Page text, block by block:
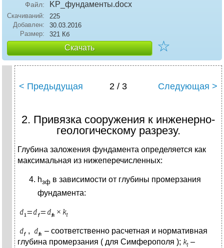
Файл: KP_фундаменты.docx
Скачиваний:
225
Добавлен:
30.03.2016
Размер:
321 Кб
Скачать ☆
< Предыдущая 2 / 3 Следующая >
2. Привязка сооружения к инженерно-
геологическому разрезу.
Глубина заложения фундамента определяется как
максимальная из нижеперечисленных:
hзф в зависимости от глубины промерзания
фундамента:
,
– соответственно расчетная и нормативная
глубина промерзания ( для Симферополя );
–